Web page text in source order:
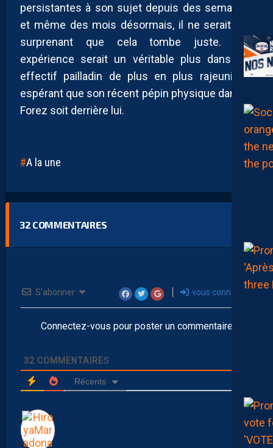
persistantes à son sujet depuis des semaines
et même des mois désormais, il ne serait pas
surprenant que cela tombe juste. Son
expérience serait un véritable plus dans cet
effectif pailladin de plus en plus rajeuni, en
espérant que son récent pépin physique dans le
Forez soit derrière lui.
A la une
32 COMMENTAIRES
S’abonner vous connecter
Connectez-vous pour poster un commentaire
32 COMMENTAIRES
Récents